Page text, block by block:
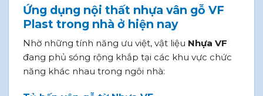
Ứng dụng nội thất nhựa vân gỗ VF
Plast trong nhà ở hiện nay
Nhờ những tính năng ưu việt, vật liệu Nhựa VF
đang phủ sóng rộng khắp tại các khu vực chức
năng khác nhau trong ngôi nhà: